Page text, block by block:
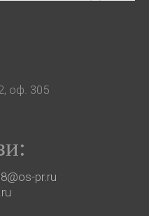
оф. 305
pr.ru